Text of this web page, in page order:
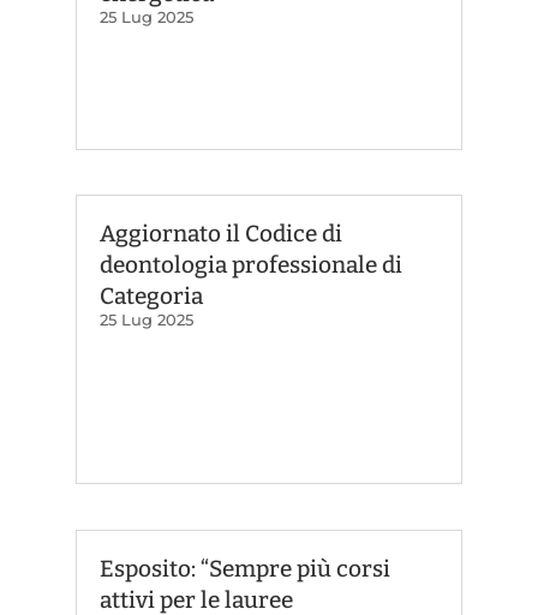
25 Lug 2025
Aggiornato il Codice di
deontologia professionale di
Categoria
25 Lug 2025
Esposito: “Sempre più corsi
attivi per le lauree